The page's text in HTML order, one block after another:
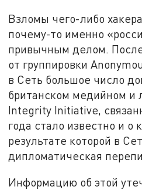
Взломы чего-либо
почему-то именно
привычным делом.
от группировки
в Сеть большое число
британском медийном и
Integrity Initiative,
года стало известно и о
результате которой в
дипломатическая
Информацию об этой